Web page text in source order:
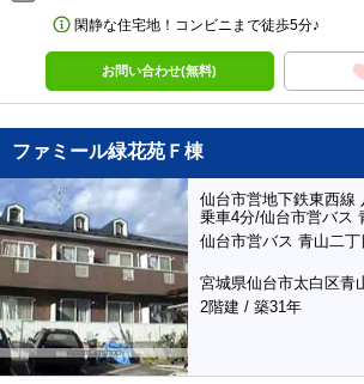
閑静な住宅地！コンビニまで徒歩5分♪
お問い合わせ(無料)
ファミール緑花苑Ｆ棟
仙台市営地下鉄東西線
乗車4分/仙台市営バス
仙台市営バス 青山二
宮城県仙台市太白区青
2階建 / 築31年